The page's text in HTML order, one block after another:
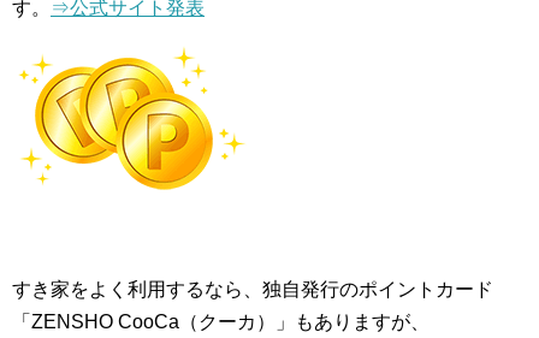
す。
⇒公式サイト発表
すき家をよく利用するなら、独自発行のポイントカード
「ZENSHO CooCa（クーカ）」もありますが、